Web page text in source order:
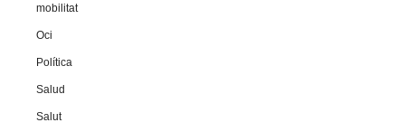
mobilitat
Oci
Política
Salud
Salut